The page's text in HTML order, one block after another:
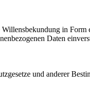
in Form
Daten
und anderer